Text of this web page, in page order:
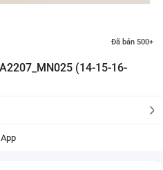
Đã bán 500+
(14-15-16-